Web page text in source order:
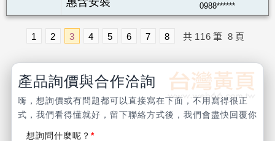
0988******
1 2 3 4 5 6 7 8 共 116 筆 8 頁
產品詢價與合作洽詢
嗨，想詢價或有問題都可以直接寫在下面，不用寫得很正
式，我們看得懂就好，留下聯絡方式後，我們會盡快回覆你
想詢問什麼呢？